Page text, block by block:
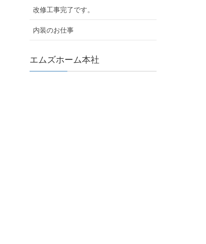
改修工事完了です。
内装のお仕事
エムズホーム本社